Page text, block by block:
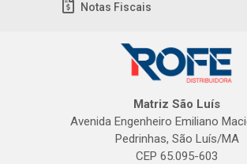
Notas Fiscais
Matriz São Luís
Avenida Engenheiro Emiliano
Pedrinhas, São Luís/MA
CEP 65.095-603